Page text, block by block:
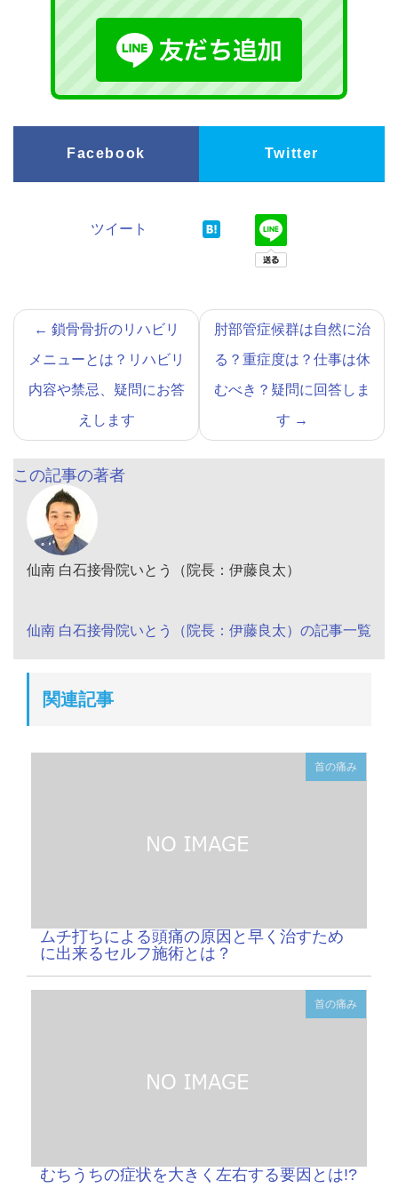
Facebook Twitter
ツイート
← 鎖骨骨折のリハビリ
メニューとは？リハビリ
内容や禁忌、疑問にお答
えします
肘部管症候群は自然に治
る？重症度は？仕事は休
むべき？疑問に回答しま
す →
この記事の著者
仙南 白石接骨院いとう（院長：伊藤良太）
仙南 白石接骨院いとう（院長：伊藤良太）の記事一覧
関連記事
首の痛み
ムチ打ちによる頭痛の原因と早く治すため
に出来るセルフ施術とは？
首の痛み
むちうちの症状を大きく左右する要因とは!?